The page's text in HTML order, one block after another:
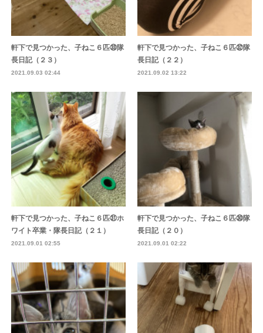
軒下で見つかった、子ねこ６匹㉝隊
長日記（２３）
2021.09.03 02:44
軒下で見つかった、子ねこ６匹㉜隊
長日記（２２）
2021.09.02 13:22
軒下で見つかった、子ねこ６匹㉛ホ
ワイト卒業・隊長日記（２１）
2021.09.01 02:55
軒下で見つかった、子ねこ６匹㉚隊
長日記（２０）
2021.09.01 02:22